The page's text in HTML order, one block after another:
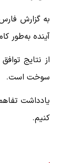
به گزارش
آینده به‌طور
از نتایج
سوخت است.
یادداشت
کنیم.